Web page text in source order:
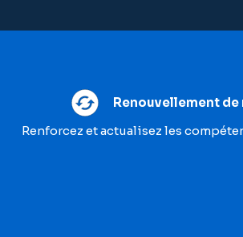
Renouvellement de
Renforcez et actualisez les